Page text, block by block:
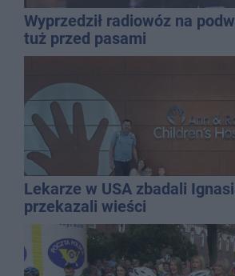
Wyprzedził radiowóz na
tuż przed pasami
Lekarze w USA zbadali
przekazali wieści